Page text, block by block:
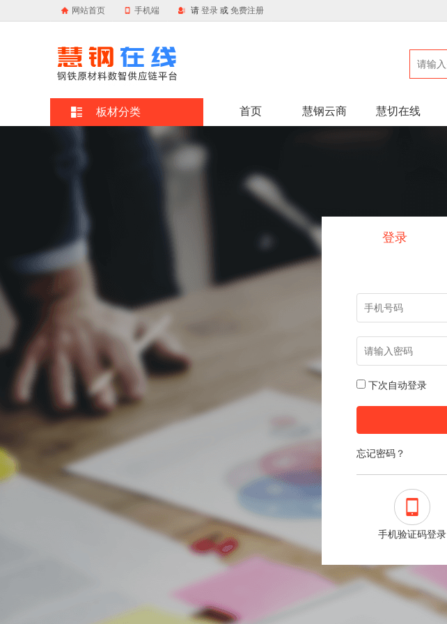
网站首页 手机端 请 登录 或 免费注册
板材分类 首页 慧钢云商 慧切在线
登录
下次自动登录
忘记密码？
手机验证码登录